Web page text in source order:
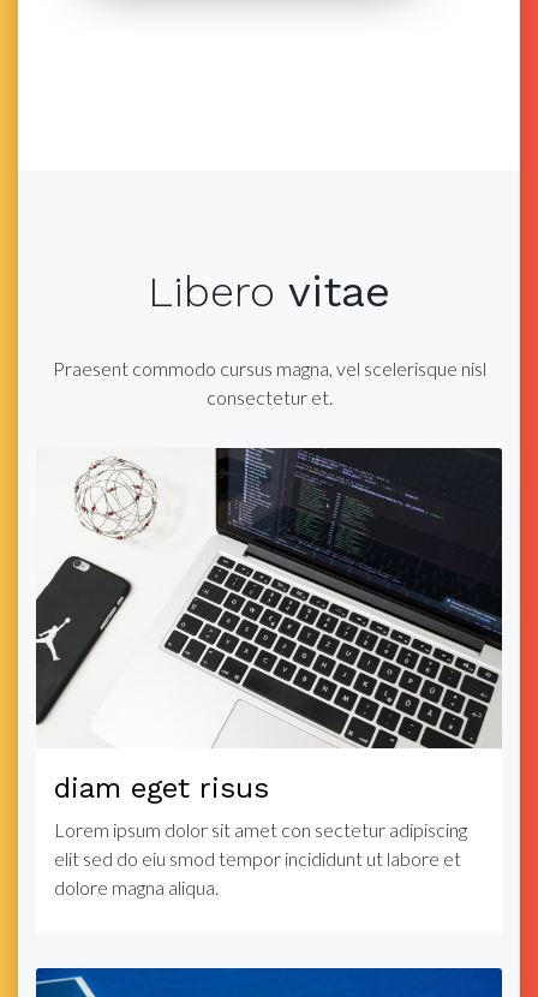
Libero vitae
Praesent commodo cursus magna, vel scelerisque nisl
consectetur et.
diam eget risus
Lorem ipsum dolor sit amet con sectetur adipiscing
elit sed do eiu smod tempor incididunt ut labore et
dolore magna aliqua.